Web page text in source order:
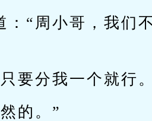
：“周小哥，我们
要分我一个就行
的。”